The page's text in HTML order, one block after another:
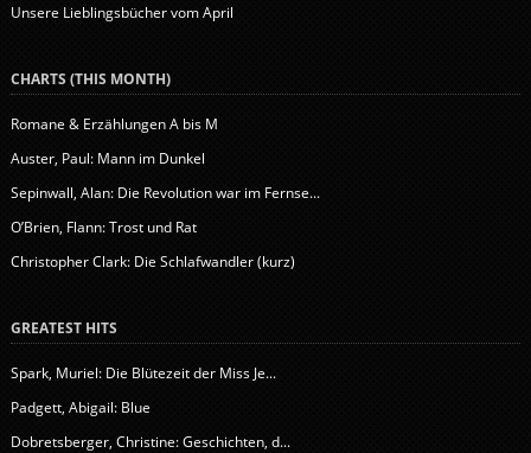
Unsere Lieblingsbücher vom April
CHARTS (THIS MONTH)
Romane & Erzählungen A bis M
Auster, Paul: Mann im Dunkel
Sepinwall, Alan: Die Revolution war im Fernse...
O’Brien, Flann: Trost und Rat
Christopher Clark: Die Schlafwandler (kurz)
GREATEST HITS
Spark, Muriel: Die Blütezeit der Miss Je...
Padgett, Abigail: Blue
Dobretsberger, Christine: Geschichten, d...